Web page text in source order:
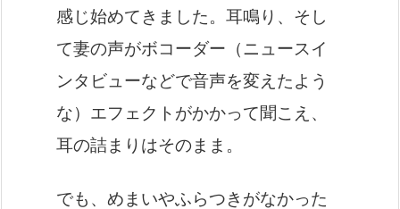
感じ始めてきました。耳鳴り、そし
て妻の声がボコーダー（ニュースイ
ンタビューなどで音声を変えたよう
な）エフェクトがかかって聞こえ、
耳の詰まりはそのまま。
でも、めまいやふらつきがなかった